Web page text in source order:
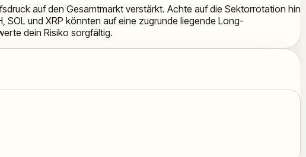
auf den Gesamtmarkt verstärkt. Achte auf die Sektorrotation hin
SOL und XRP könnten auf eine zugrunde liegende Long-
dein Risiko sorgfältig.